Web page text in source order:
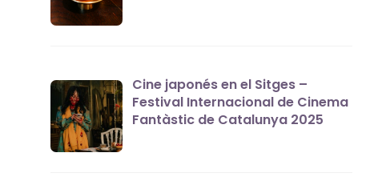
Cine japonés en el Sitges –
Festival Internacional de Cinema
Fantàstic de Catalunya 2025